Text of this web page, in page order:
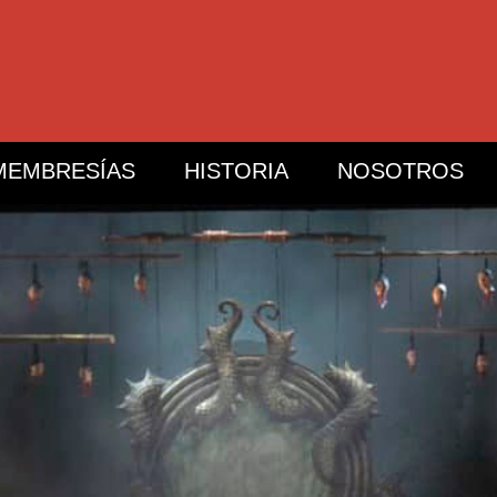
HISTORIA NOSOTROS